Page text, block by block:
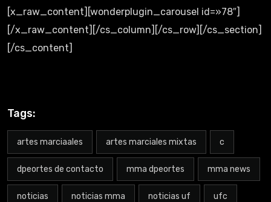
[x_raw_content][wonderplugin_carousel id=»78″]
[/x_raw_content][/cs_column][/cs_row][/cs_section]
[/cs_content]
Tags:
artes marciaales artes marciales mixtas c
dpeortes de contacto mma dpeortes mma news
noticias noticias mma noticias uf ufc